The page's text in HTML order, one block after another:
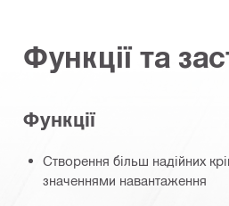
Функції та
Функції
Створення більш надійних
значеннями навантаження